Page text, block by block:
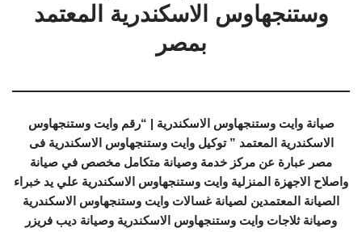
وستنجهاوس الاسكندرية المعتمد
بمصر
صيانة وايت وستنجهاوس الاسكندرية | “رقم وايت وستنجهاوس
الاسكندرية المعتمد ” توكيل وايت وستنجهاوس الاسكندرية فى
مصر عبارة عن مركز خدمة وصيانة متكامل مخصص في صيانة
واصلاح الاجهزة المنزلية وايت وستنجهاوس الاسكندرية علي يد خبراء
الصيانة المعتمدين لصيانة غسالات وايت وستنجهاوس الاسكندرية
وصيانة ثلاجات وايت وستنجهاوس الاسكندرية وصيانة ديب فريزر